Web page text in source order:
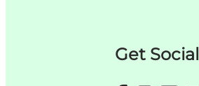
Get Social